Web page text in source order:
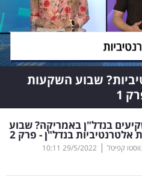
שבוע השקעות
1
בנדל"ן באמריקה? שבוע
בנדל"ן - פרק 2
קפיטל |
29/5/2022
10:11